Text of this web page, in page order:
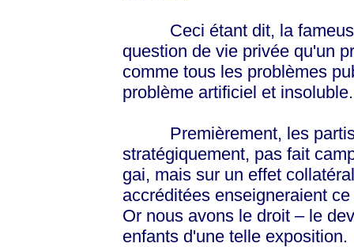
Ceci étant dit, la fameuse
question de vie privée qu'un
comme tous les problèmes
problème artificiel et
Premièrement, les
stratégiquement, pas fait
gai, mais sur un effet
accréditées enseigneraient
Or nous avons le droit – le
enfants d'une telle exposition.